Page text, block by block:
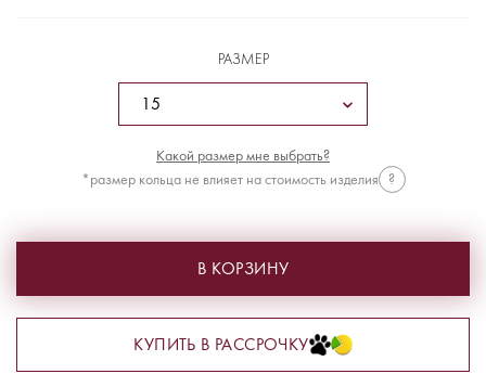
РАЗМЕР
Какой размер мне выбрать?
*размер кольца не влияет на стоимость изделия
?
В КОРЗИНУ
КУПИТЬ В РАССРОЧКУ